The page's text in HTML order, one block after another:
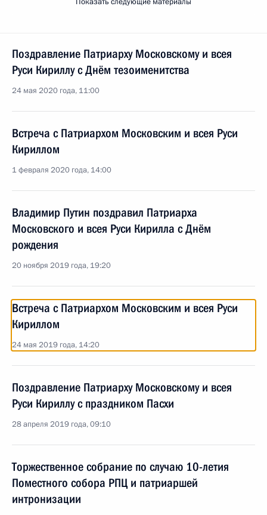
Поздравление Патриарху Московскому и всея
Руси Кириллу с Днём тезоименитства
24 мая 2020 года, 11:00
Встреча с Патриархом Московским и всея Руси
Кириллом
1 февраля 2020 года, 14:00
Владимир Путин поздравил Патриарха
Московского и всея Руси Кирилла с Днём
рождения
20 ноября 2019 года, 19:20
Встреча с Патриархом Московским и всея Руси
Кириллом
24 мая 2019 года, 14:20
Поздравление Патриарху Московскому и всея
Руси Кириллу с праздником Пасхи
28 апреля 2019 года, 09:10
Торжественное собрание по случаю 10-летия
Поместного собора РПЦ и патриаршей
интронизации